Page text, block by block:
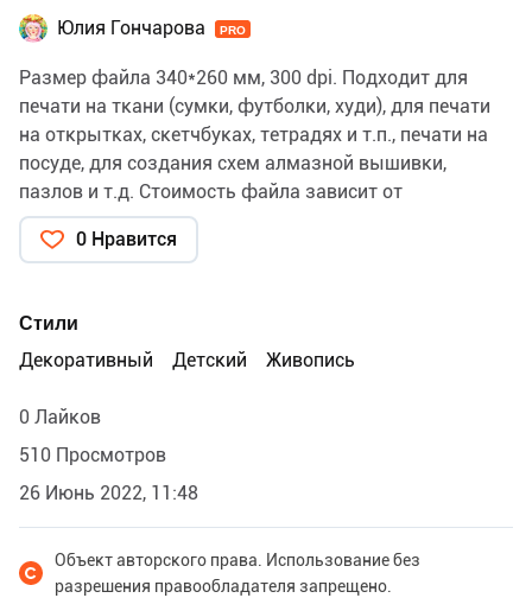
Юлия Гончарова PRO
Размер файла 340*260 мм, 300 dpi. Подходит для
печати на ткани (сумки, футболки, худи), для печати
на открытках, скетчбуках, тетрадях и т.п., печати на
посуде, для создания схем алмазной вышивки,
пазлов и т.д. Стоимость файла зависит от
использования, вида лицензии, срока использования.
0 Нравится
Стили
Декоративный
Детский Живопись
0 Лайков
510 Просмотров
26 Июнь 2022, 11:48
Объект авторского права. Использование без
разрешения правообладателя запрещено.